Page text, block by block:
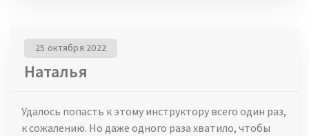
Наталья
25 октября 2022
Удалось попасть к этому инструктору всего один раз,
к сожалению. Но даже одного раза хватило, чтобы